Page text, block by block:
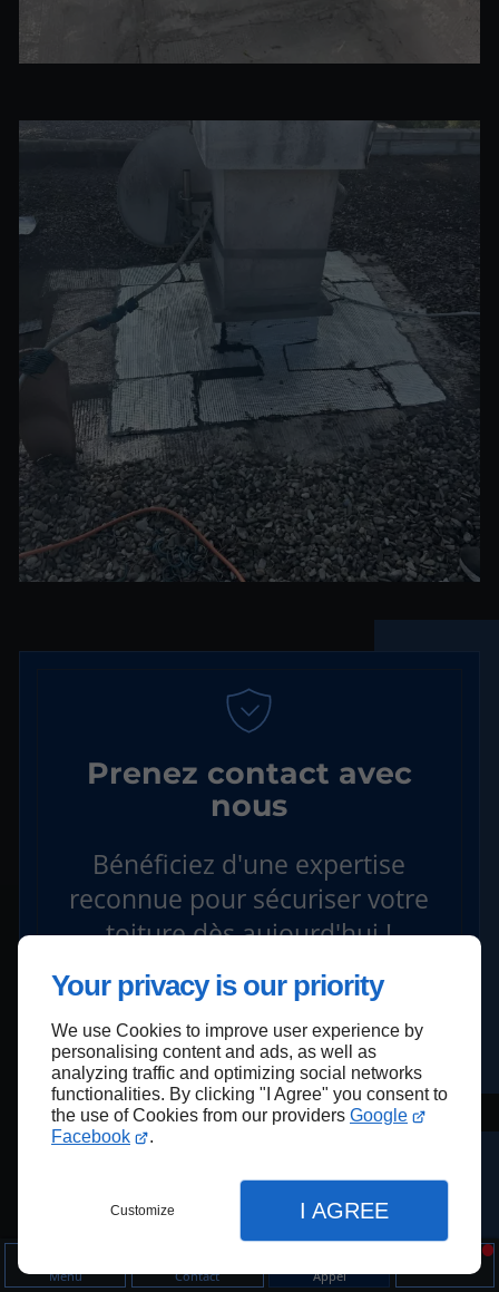
Your privacy is our priority
We use Cookies to improve user experience by
personalising content and ads, as well as
analyzing traffic and optimizing social networks
functionalities. By clicking "I Agree" you consent to
the use of Cookies from our providers Google
Facebook
.
Customize I AGREE
Menu Contact Appel
Prenez contact avec
nous
Bénéficiez d'une expertise
reconnue pour sécuriser votre
toiture dès aujourd'hui !
Devis